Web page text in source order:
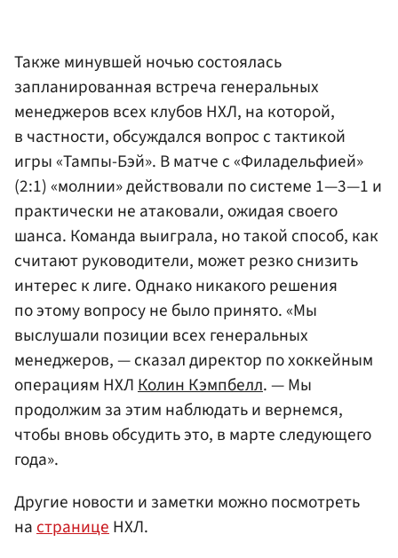
Также минувшей ночью состоялась
запланированная встреча генеральных
менеджеров всех клубов НХЛ, на которой,
в частности, обсуждался вопрос с тактикой
игры «Тампы-Бэй». В матче с «Филадельфией»
(2:1) «молнии» действовали по системе 1—3—1 и
практически не атаковали, ожидая своего
шанса. Команда выиграла, но такой способ, как
считают руководители, может резко снизить
интерес к лиге. Однако никакого решения
по этому вопросу не было принято. «Мы
выслушали позиции всех генеральных
менеджеров, — сказал директор по хоккейным
операциям НХЛКолин Кэмпбелл. — Мы
продолжим за этим наблюдать и вернемся,
чтобы вновь обсудить это, в марте следующего
года».
Другие новости и заметки можно посмотреть
на странице НХЛ.